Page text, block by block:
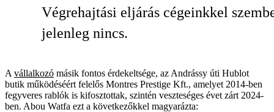
Végrehajtási eljárás cégeinkkel
jelenleg nincs.
A vállalkozó másik fontos érdekeltsége, az Andrássy úti Hublot
butik működéséért felelős Montres Prestige Kft., amelyet 2014-ben
fegyveres rablók is kifosztottak, szintén veszteséges évet zárt 2024-
ben. Abou Watfa ezt a következőkkel magyarázta: